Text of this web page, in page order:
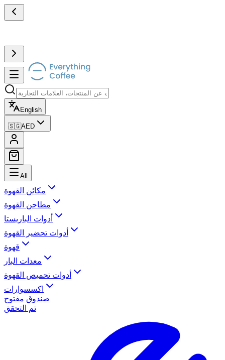
English
🇸🇬AED
All
مكائن القهوة
مطاحن القهوة
أدوات الباريستا
أدوات تحضير القهوة
قهوة
معدات البار
أدوات تحميص القهوة
اكسسوارات
صندوق مفتوح
تم التحقق